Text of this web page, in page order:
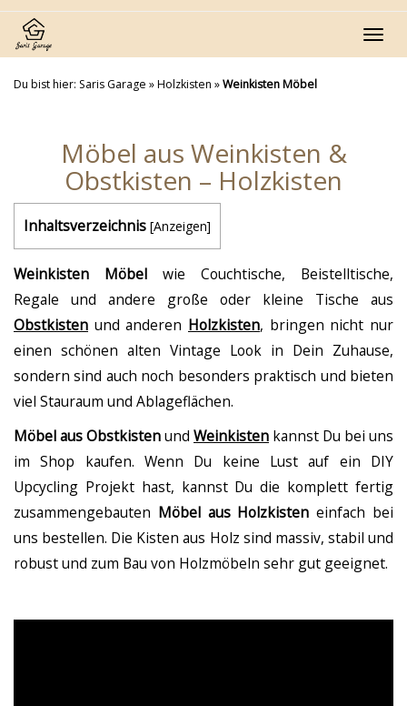
Skip
main
content
Du bist hier: Saris Garage »Holzkisten »Weinkisten Möbel
Möbel aus Weinkisten &
Obstkisten – Holzkisten
Inhaltsverzeichnis [Anzeigen]
Weinkisten Möbel wie Couchtische, Beistelltische,
Regale und andere große oder kleine Tische aus
Obstkisten und anderen Holzkisten, bringen nicht nur
einen schönen alten Vintage Look in Dein Zuhause,
sondern sind auch noch besonders praktisch und bieten
viel Stauraum und Ablageflächen.
Möbel aus Obstkistenund Weinkisten kannst Du bei uns
im Shop kaufen. Wenn Du keine Lust auf ein DIY
Upcycling Projekt hast, kannst Du die komplett fertig
zusammengebauten Möbel aus Holzkisten einfach bei
uns bestellen. Die Kisten aus Holz sind massiv, stabil und
robust und zum Bau von Holzmöbeln sehr gut geeignet.